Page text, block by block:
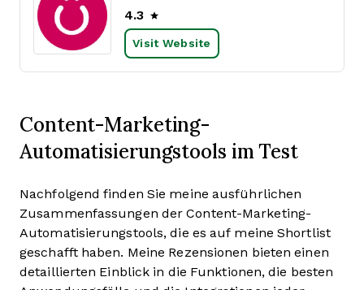
4.3
Visit Website
Content-Marketing-
Automatisierungstools im Test
Nachfolgend finden Sie meine ausführlichen
Zusammenfassungen der Content-Marketing-
Automatisierungstools, die es auf meine Shortlist
geschafft haben. Meine Rezensionen bieten einen
detaillierten Einblick in die Funktionen, die besten